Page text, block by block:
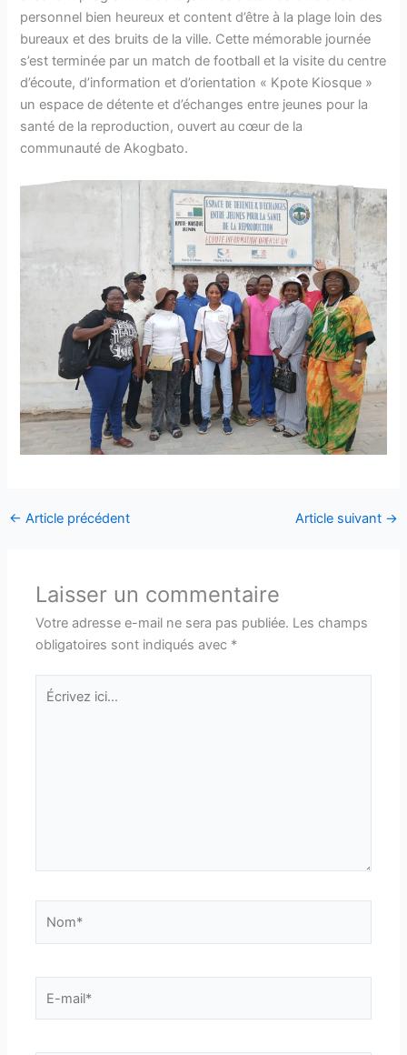
personnel bien heureux et content d’être à la plage loin des
bureaux et des bruits de la ville. Cette mémorable journée
s’est terminée par un match de football et la visite du centre
d’écoute, d’information et d’orientation « Kpote Kiosque »
un espace de détente et d’échanges entre jeunes pour la
santé de la reproduction, ouvert au cœur de la
communauté de Akogbato.
← Article précédent Article suivant →
Laisser un commentaire
Votre adresse e-mail ne sera pas publiée. Les champs
obligatoires sont indiqués avec *
Écrivez
mail*